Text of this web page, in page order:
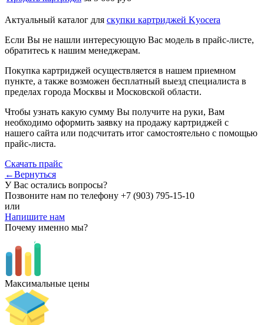
Актуальный каталог для скупки картриджей Kyocera
Если Вы не нашли интересующую Вас модель в прайс-листе,
обратитесь к нашим менеджерам.
Покупка картриджей осуществляется в нашем приемном
пункте, а также возможен бесплатный выезд специалиста в
пределах города Москвы и Московской области.
Чтобы узнать какую сумму Вы получите на руки, Вам
необходимо оформить заявку на продажу картриджей с
нашего сайта или подсчитать итог самостоятельно с помощью
прайс-листа.
Скачать прайс
←Вернуться
У Вас остались вопросы?
Позвоните нам по телефону +7 (903) 795-15-10
или
Напишите нам
Почему именно мы?
Максимальные цены